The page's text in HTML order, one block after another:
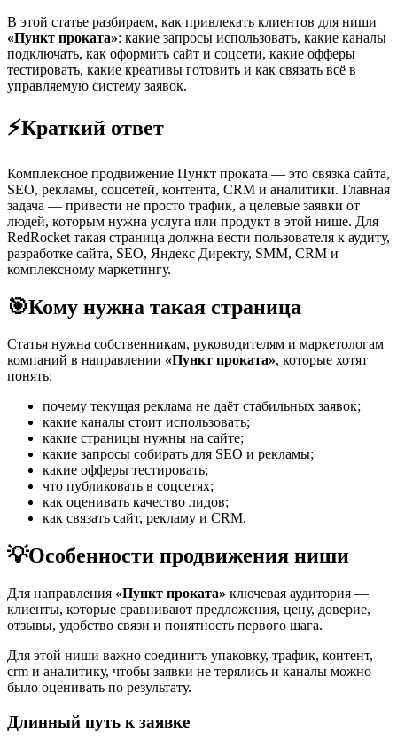
В этой статье разбираем, как привлекать клиентов для ниши
«Пункт проката»: какие запросы использовать, какие каналы
подключать, как оформить сайт и соцсети, какие офферы
тестировать, какие креативы готовить и как связать всё в
управляемую систему заявок.
⚡Краткий ответ
Комплексное продвижение Пункт проката — это связка сайта,
SEO, рекламы, соцсетей, контента, CRM и аналитики. Главная
задача — привести не просто трафик, а целевые заявки от
людей, которым нужна услуга или продукт в этой нише. Для
RedRocket такая страница должна вести пользователя к аудиту,
разработке сайта, SEO, Яндекс Директу, SMM, CRM и
комплексному маркетингу.
🎯Кому нужна такая страница
Статья нужна собственникам, руководителям и маркетологам
компаний в направлении «Пункт проката», которые хотят
понять:
почему текущая реклама не даёт стабильных заявок;
какие каналы стоит использовать;
какие страницы нужны на сайте;
какие запросы собирать для SEO и рекламы;
какие офферы тестировать;
что публиковать в соцсетях;
как оценивать качество лидов;
как связать сайт, рекламу и CRM.
💡Особенности продвижения ниши
Для направления «Пункт проката» ключевая аудитория —
клиенты, которые сравнивают предложения, цену, доверие,
отзывы, удобство связи и понятность первого шага.
Для этой ниши важно соединить упаковку, трафик, контент,
crm и аналитику, чтобы заявки не терялись и каналы можно
было оценивать по результату.
Длинный путь к заявке